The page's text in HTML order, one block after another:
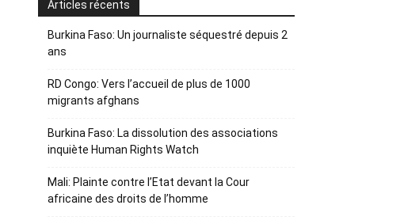
Articles récents
Burkina Faso: Un journaliste séquestré depuis 2
ans
RD Congo: Vers l’accueil de plus de 1000
migrants afghans
Burkina Faso: La dissolution des associations
inquiète Human Rights Watch
Mali: Plainte contre l’Etat devant la Cour
africaine des droits de l’homme